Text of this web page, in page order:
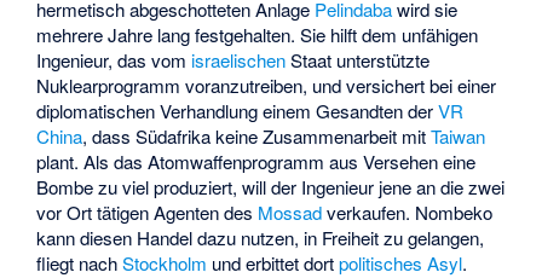
hermetisch abgeschotteten Anlage Pelindabawird sie
mehrere Jahre lang festgehalten. Sie hilft dem unfähigen
Ingenieur, das vom israelischenStaat unterstützte
Nuklearprogramm voranzutreiben, und versichert bei einer
diplomatischen Verhandlung einem Gesandten derVR
China, dass Südafrika keine Zusammenarbeit mitTaiwan
plant. Als das Atomwaffenprogramm aus Versehen eine
Bombe zu viel produziert, will der Ingenieur jene an die zwei
vor Ort tätigen Agenten des Mossadverkaufen. Nombeko
kann diesen Handel dazu nutzen, in Freiheit zu gelangen,
fliegt nachStockholm und erbittet dortpolitisches Asyl.